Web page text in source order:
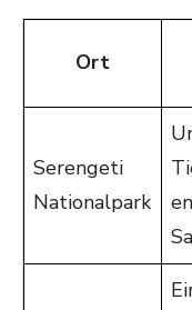
Ort
Serengeti
Nationalpark